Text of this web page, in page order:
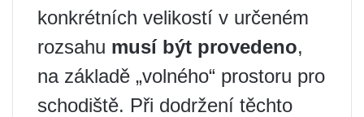
konkrétních velikostí v určeném
rozsahu musí být provedeno,
na základě „volného“ prostoru pro
schodiště. Při dodržení těchto